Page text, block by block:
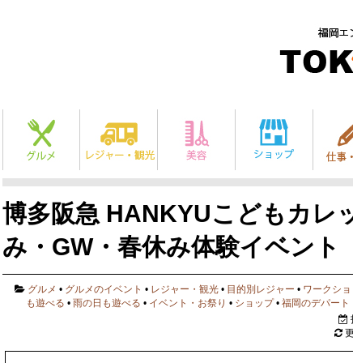
博多阪急 HANKYUこどもカレ
み・GW・春休み体験イベント
グルメ • グルメのイベント • レジャー・観光 • 目的別レジャー • ワークシ
も遊べる • 雨の日も遊べる • イベント・お祭り • ショップ• 福岡のデパート